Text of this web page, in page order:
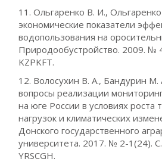
11. Ольгаренко В. И.,
экономические показатели
водопользования на
Природообустройство. 2009. №
KZPKFT.
12. Волосухин В. А., Бандурин
вопросы реализации
на юге России в условиях роста
нагрузок и климатических
Донского государственного
университета. 2017. № 2-1(24).
YRSCGH.